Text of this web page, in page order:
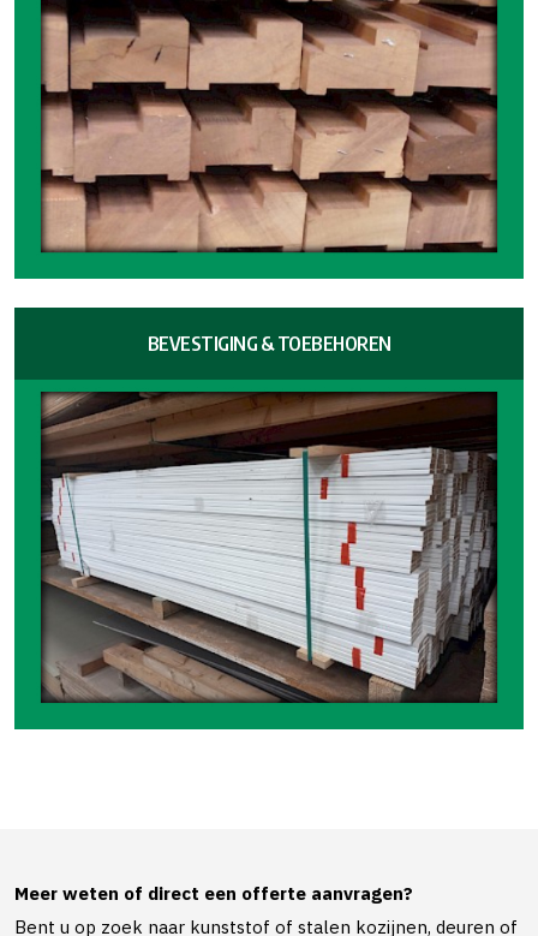
BEVESTIGING & TOEBEHOREN
Meer weten of direct een offerte aanvragen?
Bent u op zoek naar kunststof of stalen kozijnen, deuren of